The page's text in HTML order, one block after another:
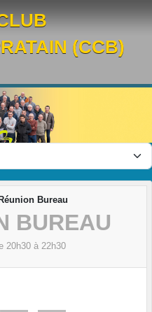
(CCB)
Bureau
BUREAU
20h30 à 22h30